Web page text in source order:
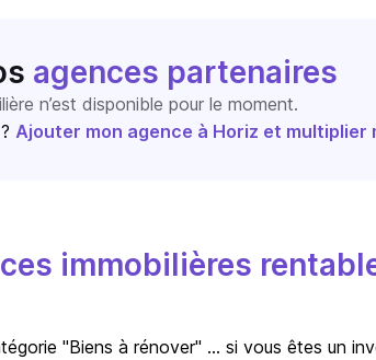
agences partenaires
n’est disponible pour le moment.
Ajouter mon agence à Horiz et multiplier
immobilières
"Biens à rénover" … si vous êtes un